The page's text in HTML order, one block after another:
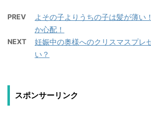
PREV
よその子よりうちの子は髪が薄い
か心配！
NEXT
妊娠中の奥様へのクリスマスプレ
い？
スポンサーリンク